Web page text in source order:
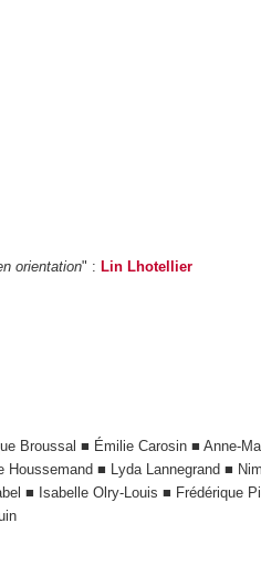
orientation" :Lin Lhotellier
Broussal ■ Émilie Carosin ■ Anne-
■ Lyda Lannegrand ■
■ Isabelle Olry-Louis ■ Frédérique